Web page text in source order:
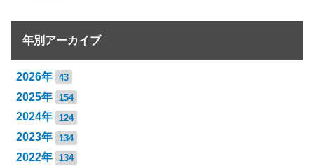
年別アーカイブ
2026年 43
2025年 154
2024年 124
2023年 134
2022年 134